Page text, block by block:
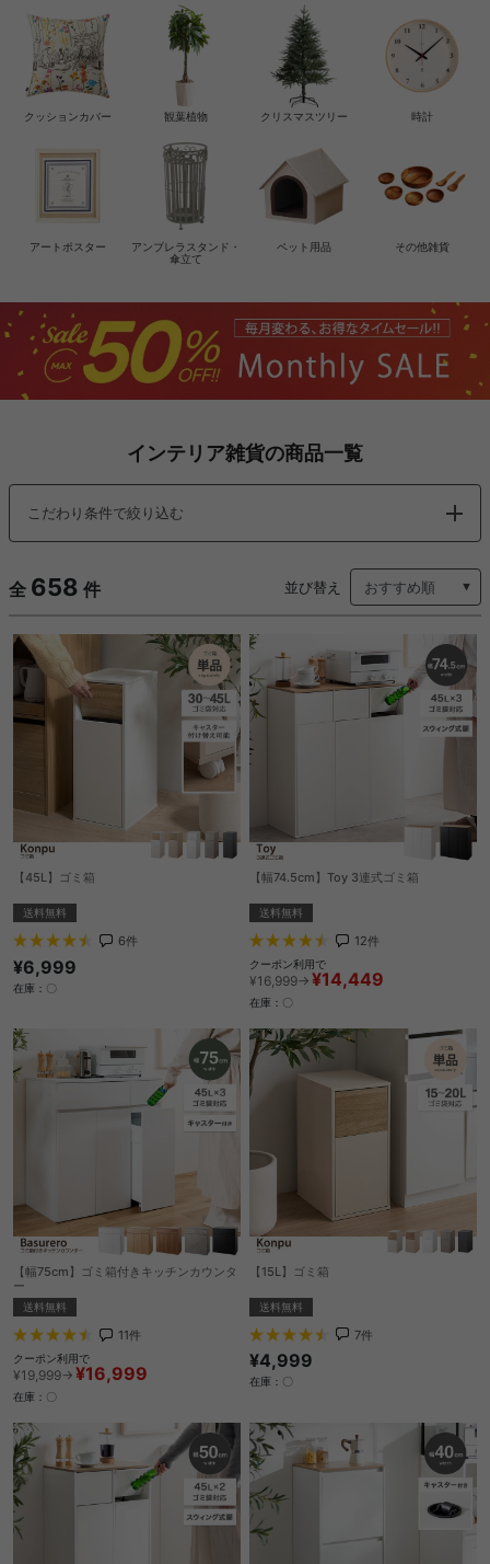
クッションカバー 観葉植物 クリスマスツリー 時計
アートポスター
アンブレラスタンド・
傘立て
ペット用品 その他雑貨
インテリア雑貨の商品一覧
こだわり条件で絞り込む
全 658 件 並び替え
【45L】ゴミ箱
送料無料
6件
¥6,999
在庫：〇
【幅74.5cm】Toy 3連式ゴミ箱
送料無料
12件
クーポン利用で
¥16,999→ ¥14,449
在庫：〇
【幅75cm】ゴミ箱付きキッチンカウンタ
ー
送料無料
11件
クーポン利用で
¥19,999→ ¥16,999
在庫：〇
【15L】ゴミ箱
送料無料
7件
¥4,999
在庫：〇